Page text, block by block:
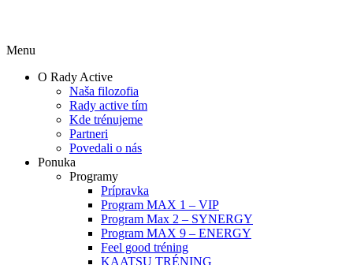
Menu
O Rady Active
Naša filozofia
Rady active tím
Kde trénujeme
Partneri
Povedali o nás
Ponuka
Programy
Prípravka
Program MAX 1 – VIP
Program Max 2 – SYNERGY
Program MAX 9 – ENERGY
Feel good tréning
KAATSU TRÉNING